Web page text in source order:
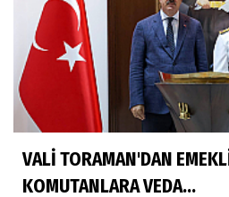
VALİ TORAMAN'DAN
KOMUTANLARA VEDA...